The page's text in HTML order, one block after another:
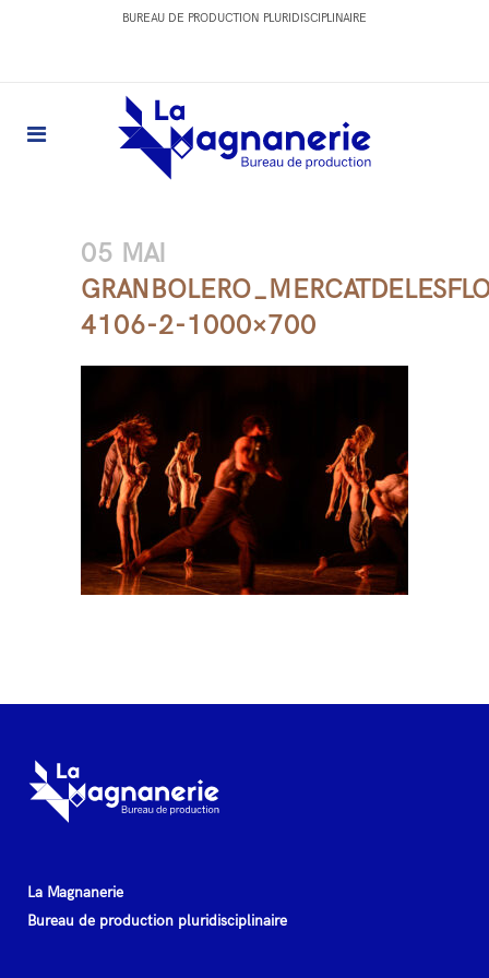
BUREAU DE PRODUCTION PLURIDISCIPLINAIRE
05 MAI
4106-2-1000×700
La Magnanerie
Bureau de production pluridisciplinaire